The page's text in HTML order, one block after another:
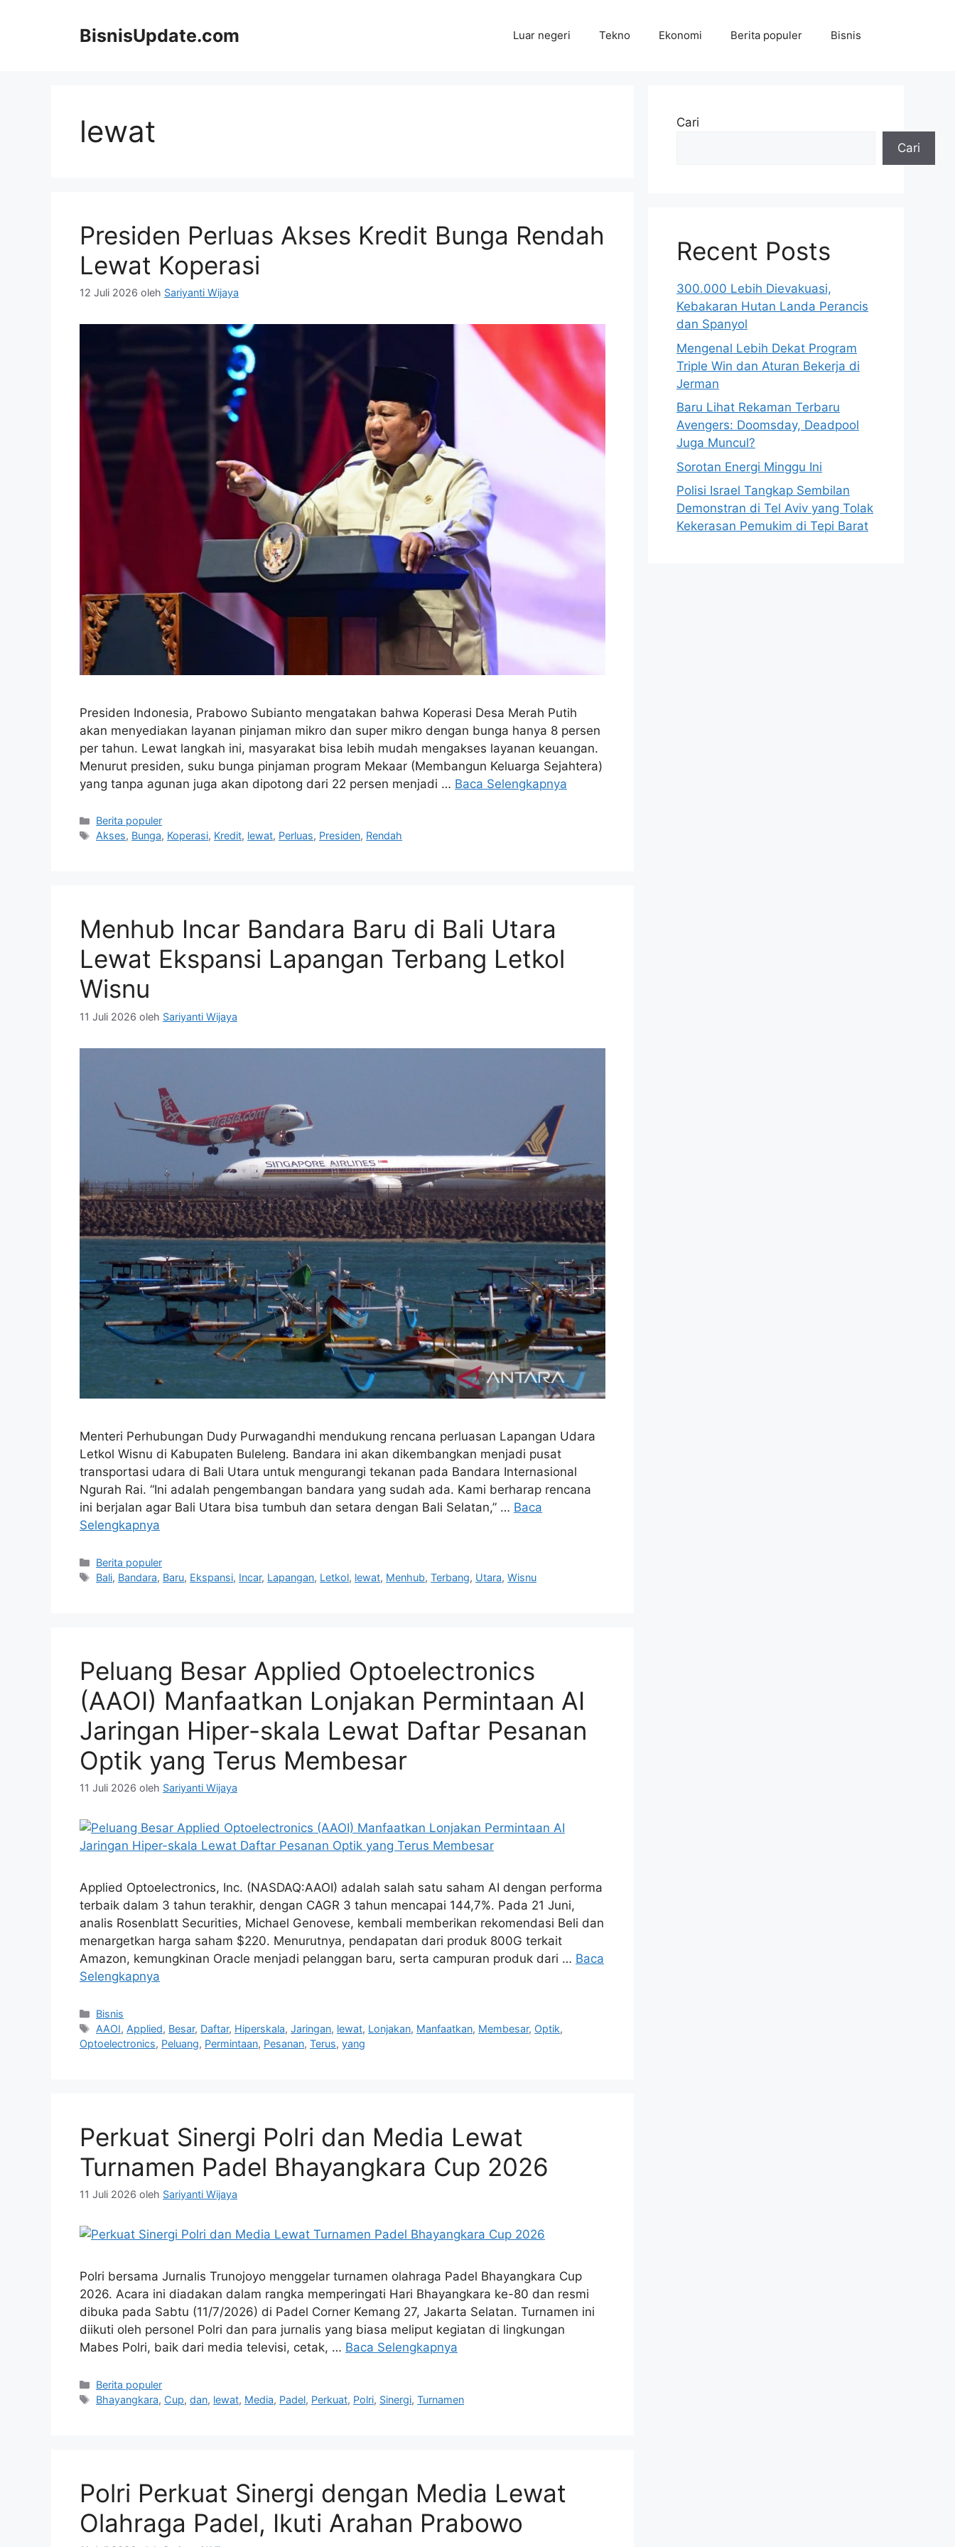
BisnisUpdate.com Luar negeri Tekno Ekonomi Berita populer Bisnis
lewat
Presiden Perluas Akses Kredit Bunga Rendah
Lewat Koperasi
12 Juli 2026 oleh Sariyanti Wijaya
Presiden Indonesia, Prabowo Subianto mengatakan bahwa Koperasi Desa Merah Putih
akan menyediakan layanan pinjaman mikro dan super mikro dengan bunga hanya 8 persen
per tahun. Lewat langkah ini, masyarakat bisa lebih mudah mengakses layanan keuangan.
Menurut presiden, suku bunga pinjaman program Mekaar (Membangun Keluarga Sejahtera)
yang tanpa agunan juga akan dipotong dari 22 persen menjadi … Baca Selengkapnya
Kategori
Berita populer
Tag
Akses, Bunga, Koperasi, Kredit, lewat, Perluas, Presiden, Rendah
Menhub Incar Bandara Baru di Bali Utara
Lewat Ekspansi Lapangan Terbang Letkol
Wisnu
11 Juli 2026 oleh Sariyanti Wijaya
Menteri Perhubungan Dudy Purwagandhi mendukung rencana perluasan Lapangan Udara
Letkol Wisnu di Kabupaten Buleleng. Bandara ini akan dikembangkan menjadi pusat
transportasi udara di Bali Utara untuk mengurangi tekanan pada Bandara Internasional
Ngurah Rai. “Ini adalah pengembangan bandara yang sudah ada. Kami berharap rencana
ini berjalan agar Bali Utara bisa tumbuh dan setara dengan Bali Selatan,” … Baca
Selengkapnya
Kategori
Berita populer
Tag
Bali, Bandara, Baru, Ekspansi, Incar, Lapangan, Letkol, lewat, Menhub,Terbang, Utara,Wisnu
Peluang Besar Applied Optoelectronics
(AAOI) Manfaatkan Lonjakan Permintaan AI
Jaringan Hiper-skala Lewat Daftar Pesanan
Optik yang Terus Membesar
11 Juli 2026 oleh Sariyanti Wijaya
Applied Optoelectronics, Inc. (NASDAQ:AAOI) adalah salah satu saham AI dengan performa
terbaik dalam 3 tahun terakhir, dengan CAGR 3 tahun mencapai 144,7%. Pada 21 Juni,
analis Rosenblatt Securities, Michael Genovese, kembali memberikan rekomendasi Beli dan
menargetkan harga saham $220. Menurutnya, pendapatan dari produk 800G terkait
Amazon, kemungkinan Oracle menjadi pelanggan baru, serta campuran produk dari … Baca
Selengkapnya
Kategori
Bisnis
Tag
AAOI, Applied, Besar, Daftar, Hiperskala,Jaringan, lewat, Lonjakan, Manfaatkan, Membesar, Optik,
Optoelectronics, Peluang, Permintaan, Pesanan, Terus, yang
Perkuat Sinergi Polri dan Media Lewat
Turnamen Padel Bhayangkara Cup 2026
11 Juli 2026 oleh Sariyanti Wijaya
Polri bersama Jurnalis Trunojoyo menggelar turnamen olahraga Padel Bhayangkara Cup
2026. Acara ini diadakan dalam rangka memperingati Hari Bhayangkara ke-80 dan resmi
dibuka pada Sabtu (11/7/2026) di Padel Corner Kemang 27, Jakarta Selatan. Turnamen ini
diikuti oleh personel Polri dan para jurnalis yang biasa meliput kegiatan di lingkungan
Mabes Polri, baik dari media televisi, cetak, … Baca Selengkapnya
Kategori
Berita populer
Tag
Bhayangkara, Cup,dan, lewat, Media, Padel, Perkuat, Polri, Sinergi,Turnamen
Polri Perkuat Sinergi dengan Media Lewat
Olahraga Padel, Ikuti Arahan Prabowo
Cari
Cari
Recent Posts
300.000 Lebih Dievakuasi,
Kebakaran Hutan Landa Perancis
dan Spanyol
Mengenal Lebih Dekat Program
Triple Win dan Aturan Bekerja di
Jerman
Baru Lihat Rekaman Terbaru
Avengers: Doomsday, Deadpool
Juga Muncul?
Sorotan Energi Minggu Ini
Polisi Israel Tangkap Sembilan
Demonstran di Tel Aviv yang Tolak
Kekerasan Pemukim di Tepi Barat